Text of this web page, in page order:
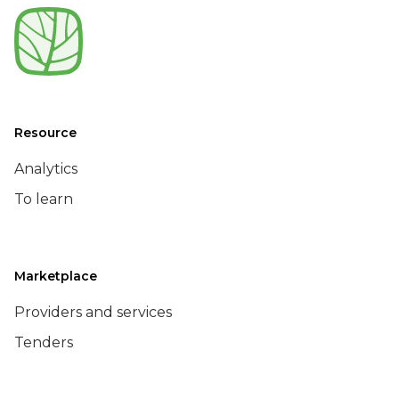
Resource
Analytics
To learn
Marketplace
Providers and services
Tenders